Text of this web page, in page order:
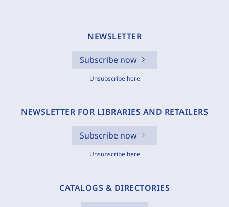
NEWSLETTER
Subscribe now
Unsubscribe here
NEWSLETTER FOR LIBRARIES AND RETAILERS
Subscribe now
Unsubscribe here
CATALOGS & DIRECTORIES